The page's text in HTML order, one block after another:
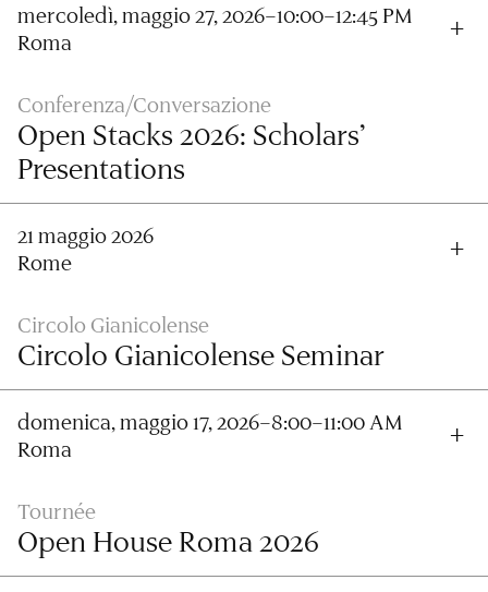
mercoledì, maggio 27, 2026–10:00–12:45 PM
Roma
Conferenza/Conversazione
Open Stacks 2026: Scholars’
Presentations
21 maggio 2026
Rome
Circolo Gianicolense
Circolo Gianicolense Seminar
domenica, maggio 17, 2026–8:00–11:00 AM
Roma
Tournée
Open House Roma 2026